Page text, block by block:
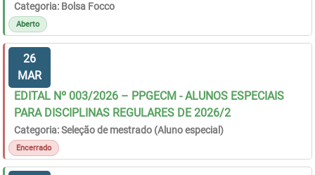
Categoria: Bolsa Focco
Aberto
26
MAR
EDITAL Nº 003/2026 – PPGECM - ALUNOS ESPECIAIS
PARA DISCIPLINAS REGULARES DE 2026/2
Categoria: Seleção de mestrado (Aluno especial)
Encerrado